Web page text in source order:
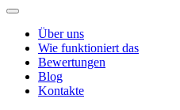
Über uns
Wie funktioniert das
Bewertungen
Blog
Kontakte